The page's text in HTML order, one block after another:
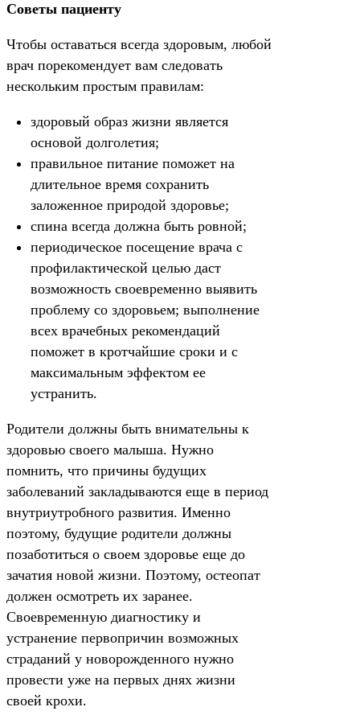
Советы пациенту
Чтобы оставаться всегда здоровым, любой
врач порекомендует вам следовать
нескольким простым правилам:
здоровый образ жизни является
основой долголетия;
правильное питание поможет на
длительное время сохранить
заложенное природой здоровье;
спина всегда должна быть ровной;
периодическое посещение врача с
профилактической целью даст
возможность своевременно выявить
проблему со здоровьем; выполнение
всех врачебных рекомендаций
поможет в кротчайшие сроки и с
максимальным эффектом ее
устранить.
Родители должны быть внимательны к
здоровью своего малыша. Нужно
помнить, что причины будущих
заболеваний закладываются еще в период
внутриутробного развития. Именно
поэтому, будущие родители должны
позаботиться о своем здоровье еще до
зачатия новой жизни. Поэтому, остеопат
должен осмотреть их заранее.
Своевременную диагностику и
устранение первопричин возможных
страданий у новорожденного нужно
провести уже на первых днях жизни
своей крохи.